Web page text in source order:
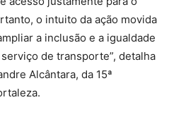
o intuito da ação movida
a inclusão e a igualdade
de transporte”, detalha
Alcântara, da 15ª